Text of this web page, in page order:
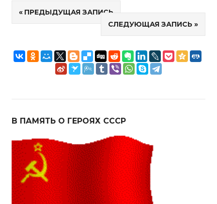
Навигация
записям
ПРЕДЫДУЩАЯ ЗАПИСЬ
СЛЕДУЮЩАЯ ЗАПИСЬ
В ПАМЯТЬ О ГЕРОЯХ СССР